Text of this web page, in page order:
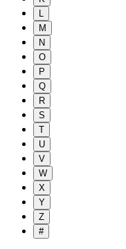
L
M
N
O
P
Q
R
S
T
U
V
W
X
Y
Z
#